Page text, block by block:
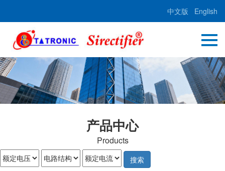
中文版 English
产品中心
Products
搜索